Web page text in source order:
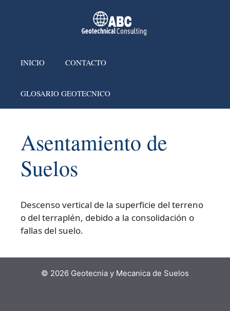
INICIO CONTACTO
GLOSARIO GEOTECNICO
Asentamiento de
Suelos
Descenso vertical de la superficie del terreno
o del terraplén, debido a la consolidación o
fallas del suelo.
© 2026 Geotecnia y Mecanica de Suelos